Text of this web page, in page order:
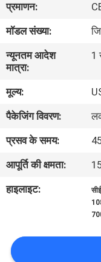
हमारे
बारे
में
कारखाना
भ्रमण
गुणवत्ता
नियंत्रण
करें
प्रमाणन:
मॉडल संख्या:
न्यूनतम आदेश
मात्रा:
1
मूल्य:
पैकेजिंग विवरण:
प्रसव के समय:
आपूर्ति की क्षमता:
हाइलाइट: